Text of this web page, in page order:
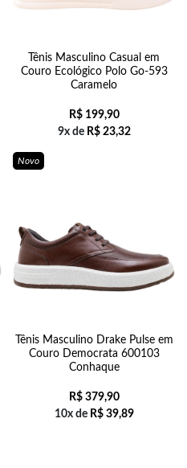
Tênis Masculino Casual em
Couro Ecológico Polo Go-593
Caramelo
R$199,90
9x de R$23,32
Novo
Tênis Masculino Drake Pulse em
Couro Democrata 600103
Conhaque
R$379,90
10x de R$39,89